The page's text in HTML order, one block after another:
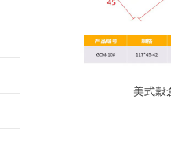
美式穀